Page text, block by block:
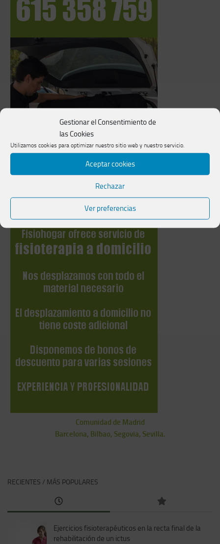
Gestionar el Consentimiento de
las Cookies
Utilizamos cookies para optimizar nuestro sitio web y nuestro servicio.
Aceptar cookies
Rechazar
Ver preferencias
Comunidad de Madrid
Barcelona, Bilbao, Segovia, Sevilla.
RECIENTES / MÁS POPULARES
Ejercicios fisioterapéuticos en la recta final de la
rehabilitación de un ictus